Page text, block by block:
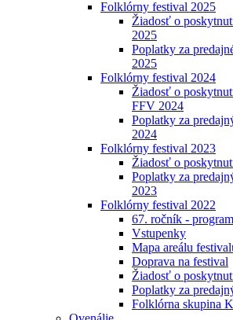
Folklórny festival 2025
Žiadosť o
2025
Poplatky za
2025
Folklórny festival 2024
Žiadosť o
FFV 2024
Poplatky za
2024
Folklórny festival 2023
Žiadosť o
Poplatky za
2023
Folklórny festival 2022
67. ročník - program
Vstupenky
Mapa areálu
Doprava na festival
Žiadosť o
Poplatky za
Folklórna skupina